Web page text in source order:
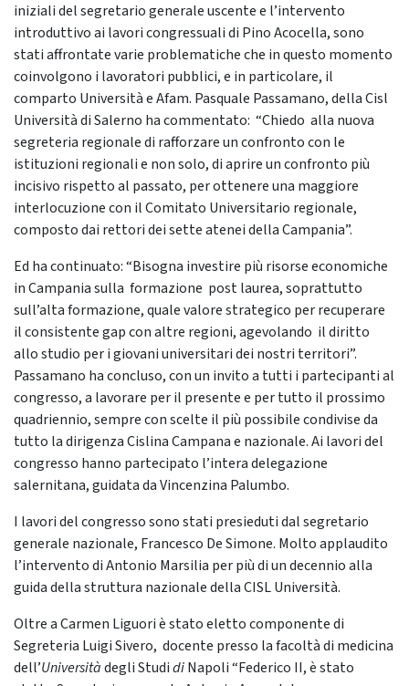
iniziali del segretario generale uscente e l’intervento
introduttivo ai lavori congressuali di Pino Acocella, sono
stati affrontate varie problematiche che in questo momento
coinvolgono i lavoratori pubblici, e in particolare, il
comparto Università e Afam. Pasquale Passamano, della Cisl
Università di Salerno ha commentato: “Chiedo alla nuova
segreteria regionale di rafforzare un confronto con le
istituzioni regionali e non solo, di aprire un confronto più
incisivo rispetto al passato, per ottenere una maggiore
interlocuzione con il Comitato Universitario regionale,
composto dai rettori dei sette atenei della Campania”.
Ed ha continuato: “Bisogna investire più risorse economiche
in Campania sulla formazione post laurea, soprattutto
sull’alta formazione, quale valore strategico per recuperare
il consistente gap con altre regioni, agevolando il diritto
allo studio per i giovani universitari dei nostri territori”.
Passamano ha concluso, con un invito a tutti i partecipanti al
congresso, a lavorare per il presente e per tutto il prossimo
quadriennio, sempre con scelte il più possibile condivise da
tutto la dirigenza Cislina Campana e nazionale. Ai lavori del
congresso hanno partecipato l’intera delegazione
salernitana, guidata da Vincenzina Palumbo.
I lavori del congresso sono stati presieduti dal segretario
generale nazionale, Francesco De Simone. Molto applaudito
l’intervento di Antonio Marsilia per più di un decennio alla
guida della struttura nazionale della CISL Università.
Oltre a Carmen Liguori è stato eletto componente di
Segreteria Luigi Sivero, docente presso la facoltà di medicina
dell’Universitàdegli StudidiNapoli “Federico II, è stato